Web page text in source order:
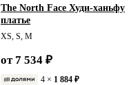
The North Face Худи-ханьфу
платье
XS, S, M
от 7 534 ₽
4 × 1 884 ₽